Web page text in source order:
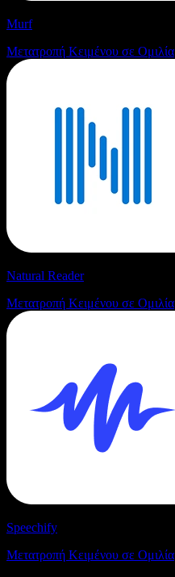
Murf
Μετατροπή Κειμένου σε Ομιλία
Natural Reader
Μετατροπή Κειμένου σε Ομιλία
Speechify
Μετατροπή Κειμένου σε Ομιλία